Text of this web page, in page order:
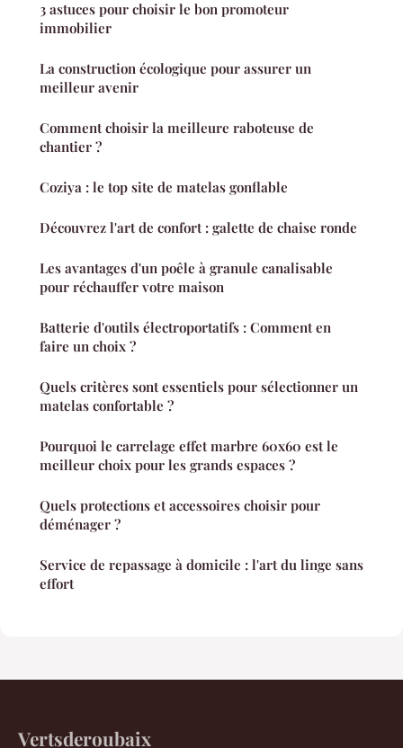
3 astuces pour choisir le bon promoteur
immobilier
La construction écologique pour assurer un
meilleur avenir
Comment choisir la meilleure raboteuse de
chantier ?
Coziya : le top site de matelas gonflable
Découvrez l'art de confort : galette de chaise ronde
Les avantages d'un poêle à granule canalisable
pour réchauffer votre maison
Batterie d'outils électroportatifs : Comment en
faire un choix ?
Quels critères sont essentiels pour sélectionner un
matelas confortable ?
Pourquoi le carrelage effet marbre 60x60 est le
meilleur choix pour les grands espaces ?
Quels protections et accessoires choisir pour
déménager ?
Service de repassage à domicile : l'art du linge sans
effort
Vertsderoubaix